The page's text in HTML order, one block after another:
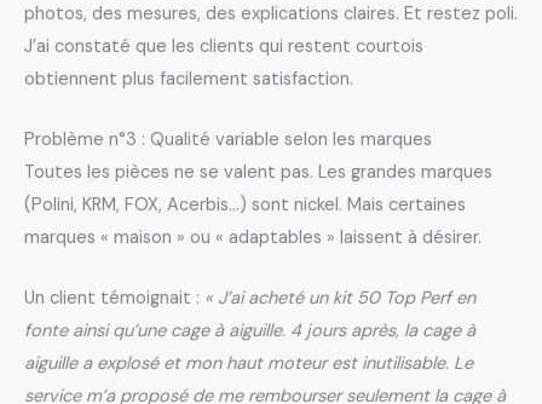
photos, des mesures, des explications claires. Et restez poli.
J’ai constaté que les clients qui restent courtois
obtiennent plus facilement satisfaction.
Problème n°3 : Qualité variable selon les marques
Toutes les pièces ne se valent pas. Les grandes marques
(Polini, KRM, FOX, Acerbis…) sont nickel. Mais certaines
marques « maison » ou « adaptables » laissent à désirer.
Un client témoignait : « J’ai acheté un kit 50 Top Perf en
fonte ainsi qu’une cage à aiguille. 4 jours après, la cage à
aiguille a explosé et mon haut moteur est inutilisable. Le
service m’a proposé de me rembourser seulement la cage à